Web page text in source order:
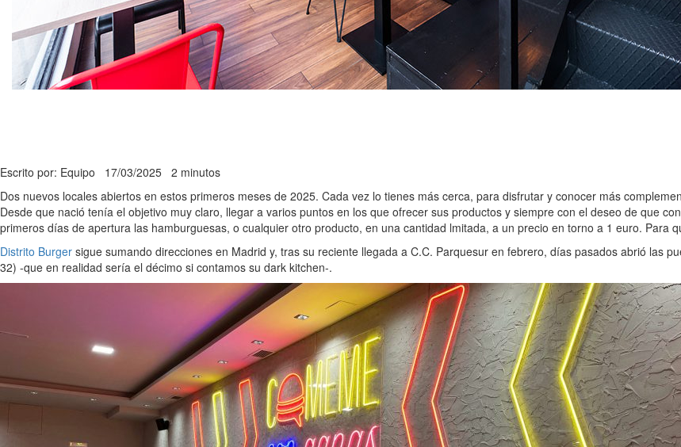
Escrito por: Equipo 17/03/2025 2 minutos
Dos nuevos locales abiertos en estos primeros meses de 2025. Cada vez lo tienes más cerca, para disfrutar y conocer más
Desde que nació tenía el objetivo muy claro, llegar a varios puntos en los que ofrecer sus productos y siempre con el deseo de que
primeros días de apertura las hamburguesas, o cualquier otro producto, en una cantidad lmitada, a un precio en torno a 1 euro. Para
Distrito Burger sigue sumando direcciones en Madrid y, tras su reciente llegada a C.C. Parquesur en febrero, días pasados abrió las
32) -que en realidad sería el décimo si contamos su dark kitchen-.